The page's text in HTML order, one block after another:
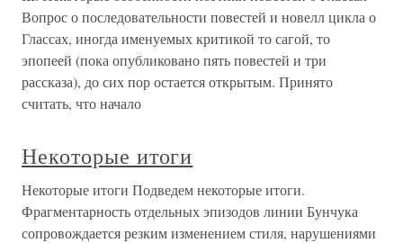
Вопрос о последовательности повестей и новелл цикла о
Глассах, иногда именуемых критикой то сагой, то
эпопеей (пока опубликовано пять повестей и три
рассказа), до сих пор остается открытым. Принято
считать, что начало
Некоторые итоги
Некоторые итоги Подведем некоторые итоги.
Фрагментарность отдельных эпизодов линии Бунчука
сопровождается резким изменением стиля, нарушениями